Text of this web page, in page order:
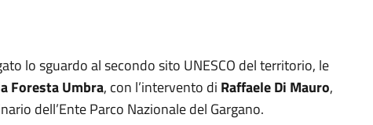
lo sguardo al secondo sito UNESCO del territorio, le
Foresta Umbra, con l’intervento di Raffaele Di Mauro,
dell’Ente Parco Nazionale del Gargano.